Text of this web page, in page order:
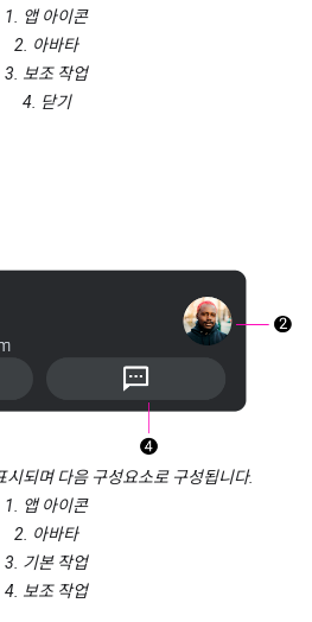
1. 앱 아이콘
2. 아바타
3. 보조 작업
4. 닫기
시되며 다음 구성요소로 구성됩니다.
1. 앱 아이콘
2. 아바타
3. 기본 작업
4. 보조 작업